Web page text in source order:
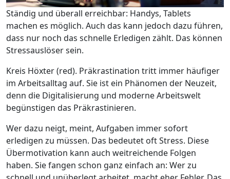
Ständig und überall erreichbar: Handys, Tablets
machen es möglich. Auch das kann jedoch dazu führen,
dass nur noch das schnelle Erledigen zählt. Das können
Stressauslöser sein.
Kreis Höxter (red). Präkrastination tritt immer häufiger
im Arbeitsalltag auf. Sie ist ein Phänomen der Neuzeit,
denn die Digitalisierung und moderne Arbeitswelt
begünstigen das Präkrastinieren.
Wer dazu neigt, meint, Aufgaben immer sofort
erledigen zu müssen. Das bedeutet oft Stress. Diese
Übermotivation kann auch weitreichende Folgen
haben. Sie fangen schon ganz einfach an: Wer zu